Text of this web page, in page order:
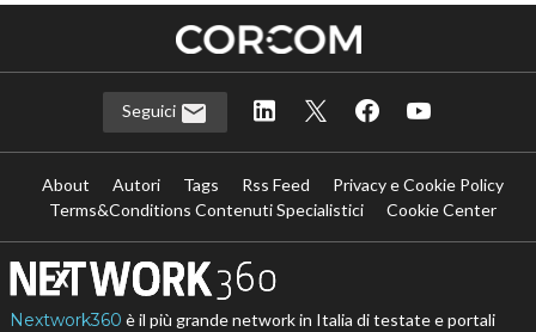
Seguici
About Autori Tags Rss Feed
Privacy e Cookie Policy
Terms&Conditions Contenuti Specialistici
Cookie Center
Nextwork360 è il più grande network in Italia di testate e portali